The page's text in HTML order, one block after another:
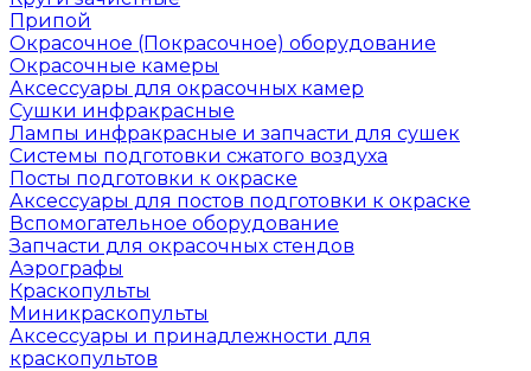
Припой
Окрасочное (Покрасочное) оборудование
Окрасочные камеры
Аксессуары для окрасочных камер
Сушки инфракрасные
Лампы инфракрасные и запчасти для сушек
Системы подготовки сжатого воздуха
Посты подготовки к окраске
Аксессуары для постов подготовки к окраске
Вспомогательное оборудование
Запчасти для окрасочных стендов
Аэрографы
Краскопульты
Миникраскопульты
Аксессуары и принадлежности для
краскопультов